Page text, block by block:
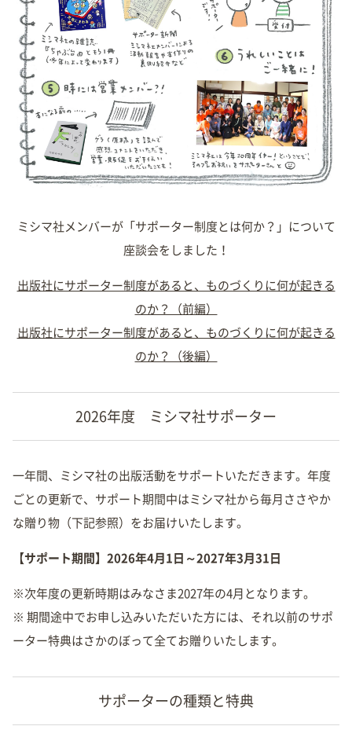
ミシマ社メンバーが「サポーター制度とは何か？」について
座談会をしました！
出版社にサポーター制度があると、ものづくりに何が起きる
のか？（前編）
出版社にサポーター制度があると、ものづくりに何が起きる
のか？（後編）
2026年度 ミシマ社サポーター
一年間、ミシマ社の出版活動をサポートいただきます。年度
ごとの更新で、サポート期間中はミシマ社から毎月ささやか
な贈り物（下記参照）をお届けいたします。
【サポート期間】2026年4月1日～2027年3月31日
※次年度の更新時期はみなさま2027年の4月となります。
※ 期間途中でお申し込みいただいた方には、それ以前のサポ
ーター特典はさかのぼって全てお贈りいたします。
サポーターの種類と特典